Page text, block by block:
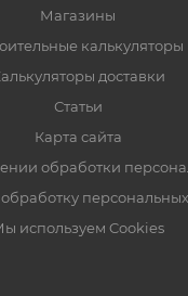
Магазины
калькуляторы
доставки
Статьи
Карта сайта
обработки
используем Cookies